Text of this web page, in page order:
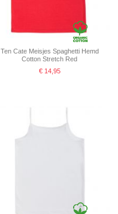
Ten Cate Meisjes Spaghetti Hemd
Cotton Stretch Red
€ 14,95